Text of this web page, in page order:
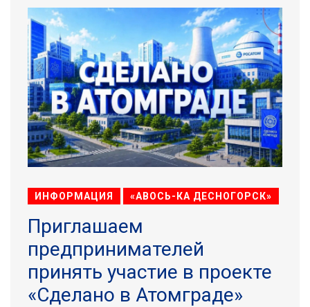
ИНФОРМАЦИЯ «АВОСЬ-КА ДЕСНОГОРСК»
Приглашаем
предпринимателей
принять участие в проекте
«Сделано в Атомграде»